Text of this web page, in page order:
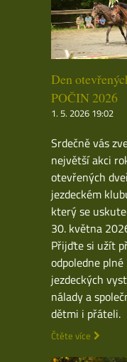
Den
POČIN 2026
1. 5. 2026 19:02
Srdečně vás
největší akci
otevřených
jezdeckém
který se
30. května
Přijďte si užít
odpoledne plné
jezdeckých
nálady a
dětmi i přáteli.
Čtěte více